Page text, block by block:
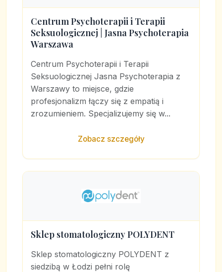
Centrum Psychoterapii i Terapii
Seksuologicznej | Jasna Psychoterapia
Warszawa
Centrum Psychoterapii i Terapii
Seksuologicznej Jasna Psychoterapia z
Warszawy to miejsce, gdzie
profesjonalizm łączy się z empatią i
zrozumieniem. Specjalizujemy się w...
Zobacz szczegóły
Sklep stomatologiczny POLYDENT
Sklep stomatologiczny POLYDENT z
siedzibą w Łodzi pełni rolę